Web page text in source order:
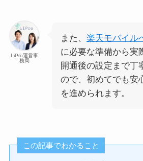
LiPro運営事
務局
また、 楽天モバイル
に必要な準備から実
開通後の設定まで丁
ので、初めてでも安
を進められます。
この記事でわかること